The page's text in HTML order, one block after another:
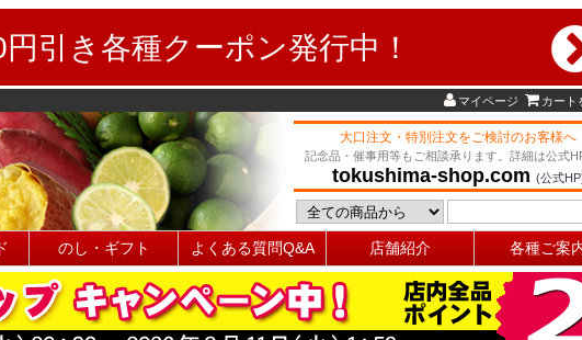
引き各種クーポン発行中！
マイページ カート
大口注文・特別注文をご検討のお客様へ
記念品・催事用等もご相談承ります。詳細は公式
tokushima-shop.com (公式
のし・ギフト よくある質問Q&A 店舗紹介 各種ご案